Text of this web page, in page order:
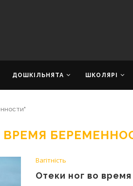
ДОШКІЛЬНЯТА ШКОЛЯРІ
Вагітність
Отеки ног во